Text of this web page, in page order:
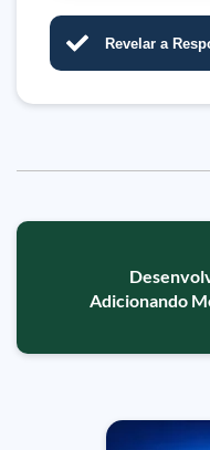
Revelar a
Adicionando